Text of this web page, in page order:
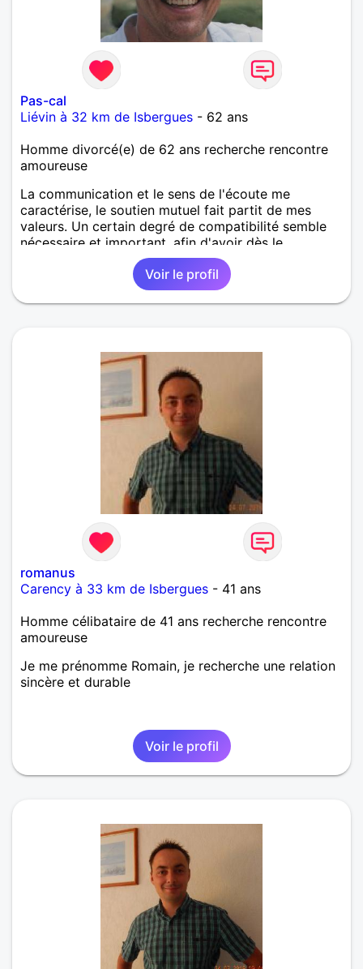
Pas-cal
Liévin à 32 km de Isbergues - 62 ans
Homme divorcé(e) de 62 ans recherche rencontre
amoureuse
La communication et le sens de l'écoute me
caractérise, le soutien mutuel fait partit de mes
valeurs. Un certain degré de compatibilité semble
nécessaire et important, afin d'avoir dès le
commencement, l'essentiel des fondations pour que
la relation se passe bien...Voir le profil
romanus
Carency à 33 km de Isbergues - 41 ans
Homme célibataire de 41 ans recherche rencontre
amoureuse
Je me prénomme Romain, je recherche une relation
sincère et durable
Voir le profil